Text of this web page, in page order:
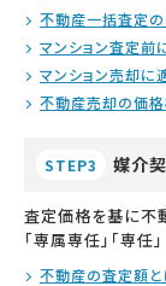
不動産一括査定の
マンション査定前
マンション売却に
不動産売却の価
STEP3 媒介
査定価格を基に不
「専属専任」「専任
不動産の査定額